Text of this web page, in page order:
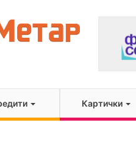
Картички